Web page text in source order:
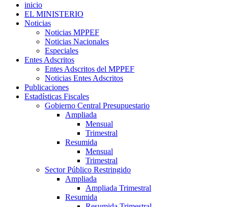
inicio
EL MINISTERIO
Noticias
Noticias MPPEF
Noticias Nacionales
Especiales
Entes Adscritos
Entes Adscritos del MPPEF
Noticias Entes Adscritos
Publicaciones
Estadísticas Fiscales
Gobierno Central Presupuestario
Ampliada
Mensual
Trimestral
Resumida
Mensual
Trimestral
Sector Público Restringido
Ampliada
Ampliada Trimestral
Resumida